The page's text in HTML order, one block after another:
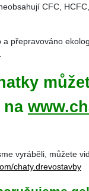
CFC,
přepravováno
na
vyráběli, můžete
chaty.drevostavby